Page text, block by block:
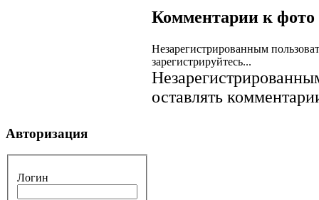
Комментарии к фото
Незарегистрированным
зарегистрируйтесь...
оставлять
Авторизация
Логин